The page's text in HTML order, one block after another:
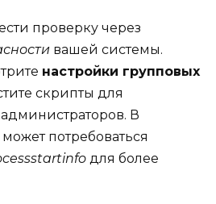
проверку через
вашей системы.
настройки групповых
скрипты для
В
потребоваться
для более